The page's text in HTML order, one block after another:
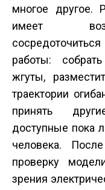
многое другое.
имеет
работы:
жгуты,
траектории
принять
доступные пока
человека.
проверку
зрения